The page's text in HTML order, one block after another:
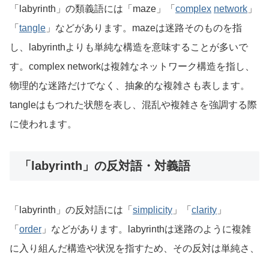
「labyrinth」の類義語には「maze」「 complex network 」
「 tangle 」などがあります。mazeは迷路そのものを指
し、labyrinthよりも単純な構造を意味することが多いで
す。complex networkは複雑なネットワーク構造を指し、
物理的な迷路だけでなく、抽象的な複雑さも表します。
tangleはもつれた状態を表し、混乱や複雑さを強調する際
に使われます。
「labyrinth」の反対語・対義語
「labyrinth」の反対語には「 simplicity 」「 clarity 」
「 order 」などがあります。labyrinthは迷路のように複雑
に入り組んだ構造や状況を指すため、その反対は単純さ、